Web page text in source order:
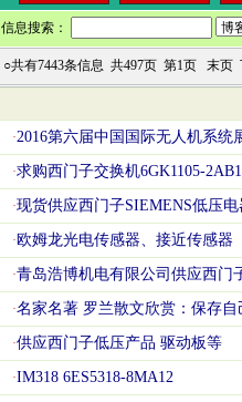
信息搜索：
○共有7443条信息 共497页 第1页 末页
·2016第六届中国国际无人机系统
·求购西门子交换机6GK1105-
·现货供应西门子SIEMENS低压
·欧姆龙光电传感器、接近传感器
·青岛浩博机电有限公司供应西门
·名家名著 罗兰散文欣赏：保存自
·供应西门子低压产品 驱动板等
·IM318 6ES5318-8MA12